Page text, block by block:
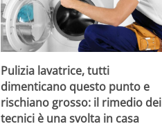
Pulizia lavatrice, tutti
dimenticano questo punto e
rischiano grosso: il rimedio dei
tecnici è una svolta in casa